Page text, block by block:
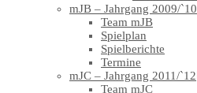
mJB – Jahrgang 2009/`10
Team mJB
Spielplan
Spielberichte
Termine
mJC – Jahrgang 2011/`12
Team mJC